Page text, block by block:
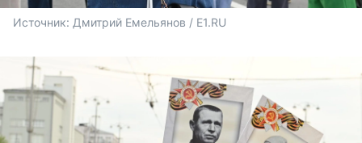
Источник: Дмитрий Емельянов / E1.RU